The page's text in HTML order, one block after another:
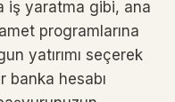
iş yaratma gibi, ana
programlarına
yatırımı seçerek
banka hesabı